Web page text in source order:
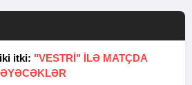
itki: "VESTRİ" İLƏ MATÇDA